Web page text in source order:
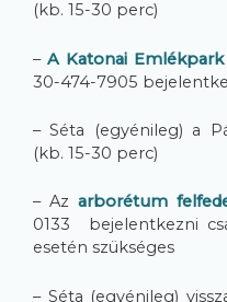
(kb. 15-30 perc)
– A Katonai Emlékpark
30-474-7905
– Séta (egyénileg) a
(kb. 15-30 perc)
– Az arborétum
0133 bejelentkezni
esetén szükséges
– Séta (egyénileg)